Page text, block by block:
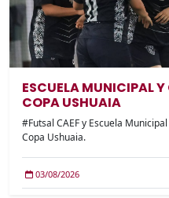
ESCUELA MUNICIPAL
COPA USHUAIA
#Futsal CAEF y Escuela
Copa Ushuaia.
03/08/2026